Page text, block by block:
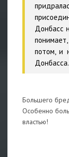
Донбасс
потом, и
Донбасса.
Большего
Особенно
властью!